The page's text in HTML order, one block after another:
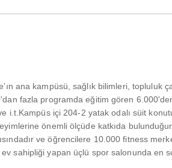
ana kampüsü, sağlık bilimleri, topluluk
fazla programda eğitim gören
i.t.Kampüs içi 204-2 yatak odalı süit
önemli ölçüde katkıda
ve öğrencilere 10.000 fitness
ev sahipliği yapan üçlü spor salonunda en